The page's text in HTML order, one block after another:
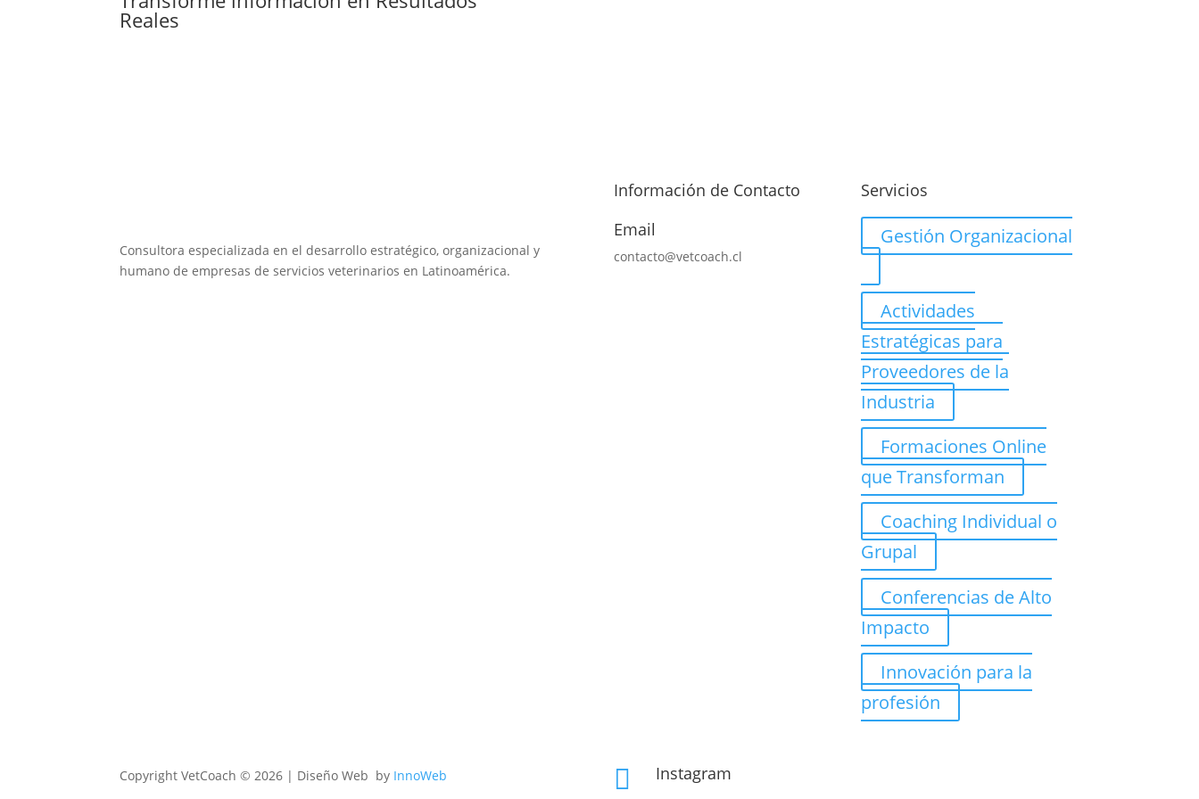
Reales
Consultora especializada en el desarrollo estratégico, organizacional y
humano de empresas de servicios veterinarios en Latinoamérica.
Información de Contacto
Email
contacto@vetcoach.cl
Servicios
Gestión Organizacional
Actividades
Estratégicas para
Proveedores de la
Industria
Formaciones Online
que Transforman
Coaching Individual o
Grupal
Conferencias de Alto
Impacto
Innovación para la
profesión
Copyright VetCoach © 2026 | Diseño Web by InnoWeb  Instagram